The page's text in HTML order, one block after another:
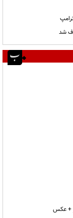
شد
+ عکس